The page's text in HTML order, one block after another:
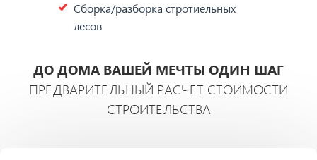
Сборка/разборка стротиельных
лесов
ДО ДОМА ВАШЕЙ МЕЧТЫ ОДИН ШАГ
ПРЕДВАРИТЕЛЬНЫЙ РАСЧЕТ СТОИМОСТИ
СТРОИТЕЛЬСТВА